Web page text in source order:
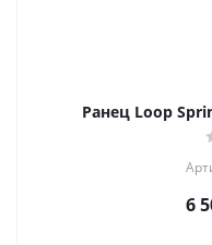
Ранец Loop
6